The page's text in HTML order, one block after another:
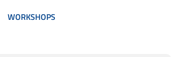
WORKSHOPS